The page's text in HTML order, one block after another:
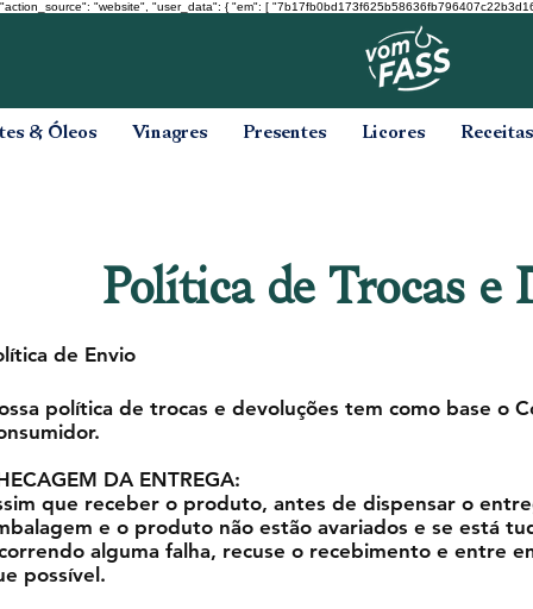
"website", "user_data": { "em": [
& Óleos Vinagres Presentes Licores Receitas
Política de Trocas e
de Envio
política de trocas e devoluções tem como base o
DA ENTREGA:
que receber o produto, antes de dispensar o
e o produto não estão avariados e se está
alguma falha, recuse o recebimento e entre
possível.